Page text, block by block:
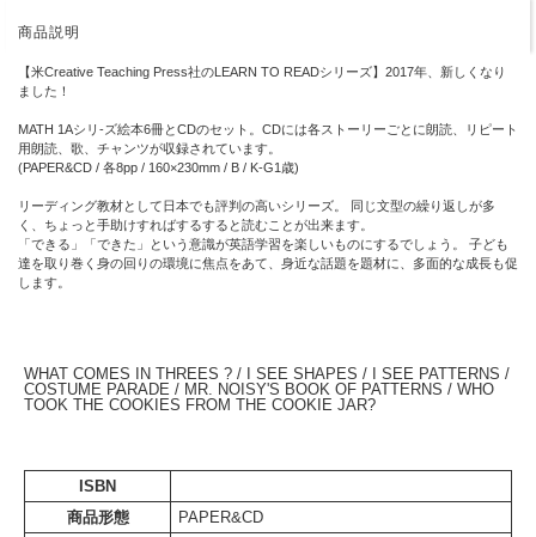
商品説明
【米Creative Teaching Press社のLEARN TO READシリーズ】2017年、新しくなり
ました！
MATH 1Aシリ-ズ絵本6冊とCDのセット。CDには各ストーリーごとに朗読、リピート
用朗読、歌、チャンツが収録されています。
(PAPER&CD / 各8pp / 160×230mm / B / K-G1歳)
リーディング教材として日本でも評判の高いシリーズ。 同じ文型の繰り返しが多
く、ちょっと手助けすればするすると読むことが出来ます。
「できる」「できた」という意識が英語学習を楽しいものにするでしょう。 子ども
達を取り巻く身の回りの環境に焦点をあて、身近な話題を題材に、多面的な成長も促
します。
WHAT COMES IN THREES ? / I SEE SHAPES / I SEE PATTERNS /
COSTUME PARADE / MR. NOISY'S BOOK OF PATTERNS / WHO
TOOK THE COOKIES FROM THE COOKIE JAR?
ISBN
商品形態
PAPER&CD